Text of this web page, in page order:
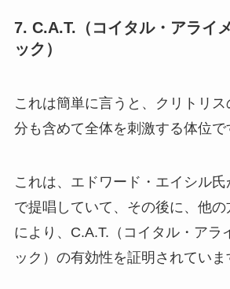
7. C.A.T.（コイタル・アライ
ック）
これは簡単に言うと、クリトリ
分も含めて全体を刺激する体位で
これは、エドワード・エイシル
で提唱していて、その後に、他
により、C.A.T.（コイタル・アラ
ック）の有効性を証明されていま